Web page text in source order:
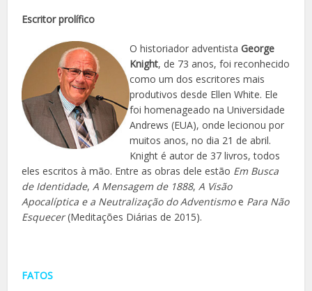
Escritor prolífico
O historiador adventistaGeorge
Knight, de 73 anos, foi reconhecido
como um dos escritores mais
produtivos desde Ellen White. Ele
foi homenageado na Universidade
Andrews (EUA), onde lecionou por
muitos anos, no dia 21 de abril.
Knight é autor de 37 livros, todos
eles escritos à mão. Entre as obras dele estão Em Busca
de Identidade,A Mensagem de 1888,A Visão
Apocalíptica e a Neutralização do Adventismoe Para Não
Esquecer(Meditações Diárias de 2015).
FATOS